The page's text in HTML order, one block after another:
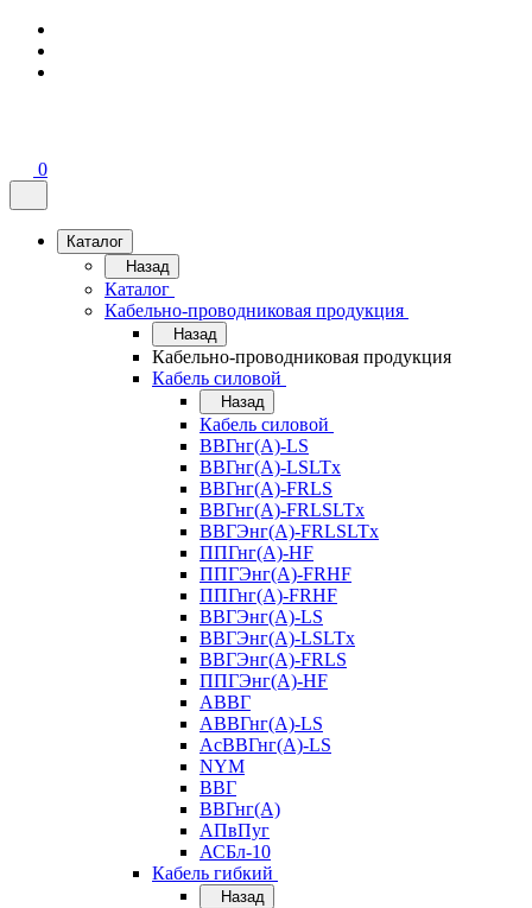
0
Каталог
Назад
Каталог
Кабельно-проводниковая продукция
Назад
Кабельно-проводниковая продукция
Кабель силовой
Назад
Кабель силовой
ВВГнг(А)-LS
ВВГнг(А)-LSLTx
ВВГнг(А)-FRLS
ВВГнг(А)-FRLSLTx
ВВГЭнг(А)-FRLSLTx
ППГнг(А)-HF
ППГЭнг(А)-FRHF
ППГнг(А)-FRHF
ВВГЭнг(А)-LS
ВВГЭнг(А)-LSLTx
ВВГЭнг(А)-FRLS
ППГЭнг(А)-HF
АВВГ
АВВГнг(А)-LS
АсВВГнг(А)-LS
NYM
ВВГ
ВВГнг(А)
АПвПуг
АСБл-10
Кабель гибкий
Назад